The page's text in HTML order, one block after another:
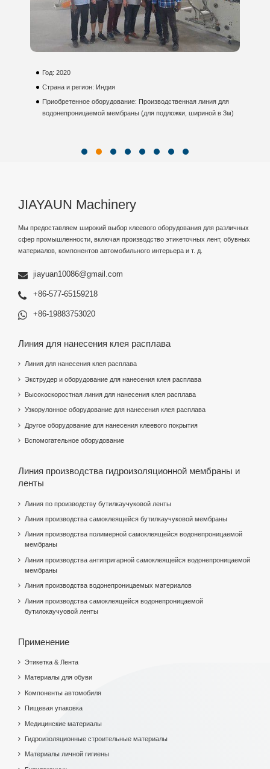
Год: 2020
Страна и регион: Индия
Приобретенное оборудование: Производственная линия для
водонепроницаемой мембраны (для подложки, шириной в 3м)
JIAYAUN Machinery
Мы предоставляем широкий выбор клеевого оборудования для различных
сфер промышленности, включая производство этикеточных лент, обувных
материалов, компонентов автомобильного интерьера и т. д.
jiayuan10086@gmail.com
+86-577-65159218
+86-19883753020
Линия для нанесения клея расплава
Линия для нанесения клея расплава
Экструдер и оборудование для нанесения клея расплава
Высокоскоростная линия для нанесения клея расплава
Узкорулонное оборудование для нанесения клея расплава
Другое оборудование для нанесения клеевого покрытия
Вспомогательное оборудование
Линия производства гидроизоляционной мембраны и
ленты
Линия по производству бутилкаучуковой ленты
Линия производства самоклеящейся бутилкаучуковой мембраны
Линия производства полимерной самоклеящейся водонепроницаемой
мембраны
Линия производства антипригарной самоклеящейся водонепроницаемой
мембраны
Линия производства водонепроницаемых материалов
Линия производства самоклеящейся водонепроницаемой
бутилокаучуовой ленты
Применение
Этикетка & Лента
Материалы для обуви
Компоненты автомобиля
Пищевая упаковка
Медицинские материалы
Гидроизоляционные строительные материалы
Материалы личной гигиены